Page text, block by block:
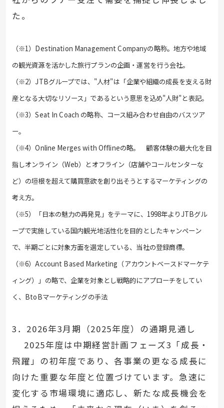
た。
（※1）Destination Management Companyの略称。地方や地域
の観光資源を活かした旅行プランの企画・運営を行う会社。
（※2）JTBグループでは、"人材"は「企業や組織の成長を支える財
産となる大切なリソース」であるという意思を込め"人財"と表記。
（※3）Seat In Coach の略称、コース組み合わせ自由のバスツア
ー。
（※4）Online Merges with Offlineの略。 顧客体験の最大化を目
指しオンライン（Web）とオフライン（店舗やコールセンターな
ど）の垣根を超えて購買意欲を創り出そうとするマーケティングの
考え方。
（※5）「日本の魅力の再発見」をテーマに、1998年よりJTBグル
ープで実施している国内観光地活性化を目的としたキャンペーン
で、半期ごとに対象方面を選定している、当社の登録商標。
（※6）Account Based Marketing（アカウントベースドマーケテ
ィング）」の略で、企業を対象とし戦略的にアプローチをしてい
く、BtoBマーケティングの手法
3．2026年3月期（2025年度）の通期見通し
2025年度は中期経営計画フェーズ3「成長・
飛躍」の初年度であり、各事業の更なる成長に
向けた重要な年度と位置づけています。急速に
変化する市場環境に適応し、新たな成長機会を